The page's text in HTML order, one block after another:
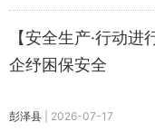
【安全生产·行动
企纾困保安全
彭泽县 2026-07-17